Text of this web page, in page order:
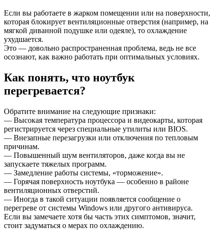
Если вы работаете в жарком помещении или на поверхности,
которая блокирует вентиляционные отверстия (например, на
мягкой диванной подушке или одеяле), то охлаждение
ухудшается.
Это — довольно распространенная проблема, ведь не все
осознают, как важно работать при оптимальных условиях.
Как понять, что ноутбук
перегревается?
Обратите внимание на следующие признаки:
— Высокая температура процессора и видеокарты, которая
регистрируется через специальные утилиты или BIOS.
— Внезапные перезагрузки или отключения по тепловым
причинам.
— Повышенный шум вентиляторов, даже когда вы не
запускаете тяжелых программ.
— Замедление работы системы, «торможение».
— Горячая поверхность ноутбука — особенно в районе
вентиляционных отверстий.
— Иногда в такой ситуации появляется сообщение о
перегреве от системы Windows или другого антивируса.
Если вы замечаете хотя бы часть этих симптомов, значит,
стоит задуматься о мерах по охлаждению.